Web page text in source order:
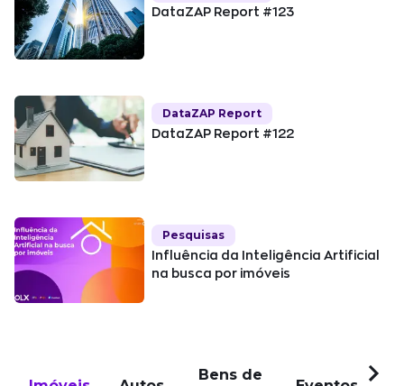
DataZAP Report #123
DataZAP Report
DataZAP Report #122
Pesquisas
Influência da Inteligência Artificial
na busca por imóveis
Bens de